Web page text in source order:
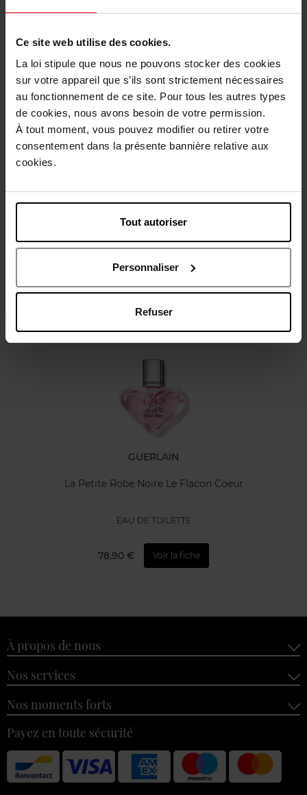
Ce site web utilise des cookies.
La loi stipule que nous ne pouvons stocker des cookies
sur votre appareil que s’ils sont strictement nécessaires
au fonctionnement de ce site. Pour tous les autres types
de cookies, nous avons besoin de votre permission.
À tout moment, vous pouvez modifier ou retirer votre
consentement dans la présente bannière relative aux
cookies.
Tout autoriser
Personnaliser
Refuser
Retour gratuit dans votre magasin
Description
Caractéristiques
Oublié quelque chose ?
GUERLAIN
La Petite Robe Noire Le Flacon Coeur
EAU DE TOILETTE
78,90 € Voir la fiche
À propos de nous
Nos services
Nos moments forts
Payez en toute sécurité